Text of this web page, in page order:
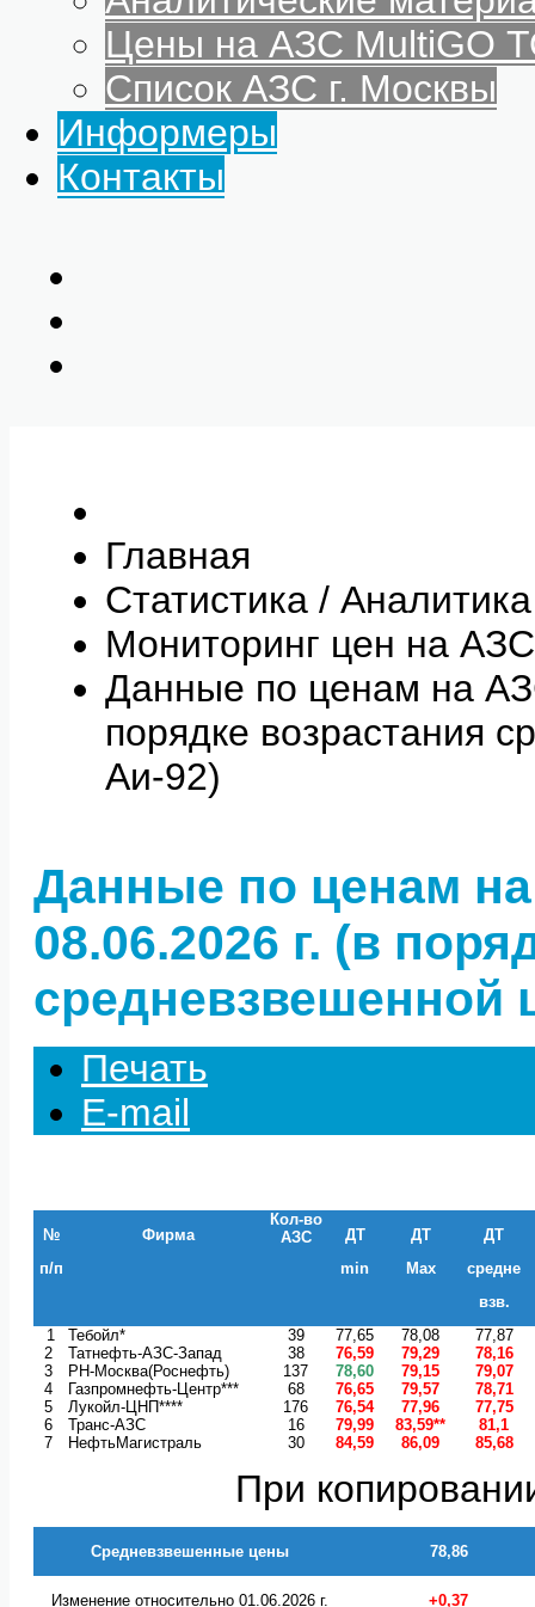
Цены на АЗС MultiGO
Список АЗС г. Москвы
Информеры
Контакты
Главная
Статистика / Аналитика
Мониторинг цен на
Данные по ценам на
порядке возрастания
Аи-92)
Данные по ценам
08.06.2026 г. (в
средневзвешенной
Печать
E-mail
№
п/п
Фирма
Кол-во
АЗС
ДТ
min
ДТ
Max
ДТ
средне
взв.
1
Тебойл* 39 77,65 78,08
77,87
2
Татнефть-АЗС-Запад 38 76,59 79,29
78,16
3
РН-Москва(Роснефть) 137 78,60 79,15
79,07
4
Газпромнефть-Центр*** 68 76,65 79,57
78,71
5
Лукойл-ЦНП**** 176 76,54 77,96
77,75
6
Транс-АЗС 16 79,99 83,59**
81,1
7
НефтьМагистраль 30 84,59 86,09 85,68
При
Средневзвешенные цены 78,86
Изменение относительно 01.06.2026 г. +0,37